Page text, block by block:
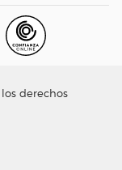
derechos